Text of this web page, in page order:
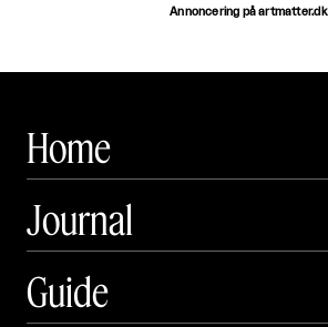
Annoncering på artmatter.dk
Home
Journal
Guide